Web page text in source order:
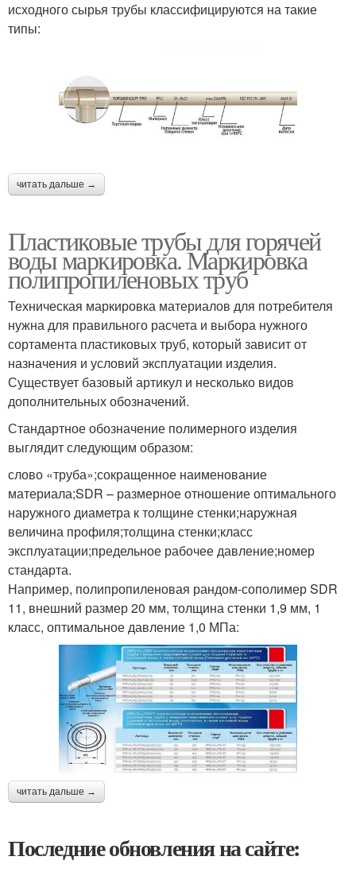
исходного сырья трубы классифицируются на такие
типы:
читать дальше →
Пластиковые трубы для горячей
воды маркировка. Маркировка
полипропиленовых труб
Техническая маркировка материалов для потребителя
нужна для правильного расчета и выбора нужного
сортамента пластиковых труб, который зависит от
назначения и условий эксплуатации изделия.
Существует базовый артикул и несколько видов
дополнительных обозначений.
Стандартное обозначение полимерного изделия
выглядит следующим образом:
слово «труба»;сокращенное наименование
материала;SDR – размерное отношение оптимального
наружного диаметра к толщине стенки;наружная
величина профиля;толщина стенки;класс
эксплуатации;предельное рабочее давление;номер
стандарта.
Например, полипропиленовая рандом-сополимер SDR
11, внешний размер 20 мм, толщина стенки 1,9 мм, 1
класс, оптимальное давление 1,0 МПа:
читать дальше →
Последние обновления на сайте: